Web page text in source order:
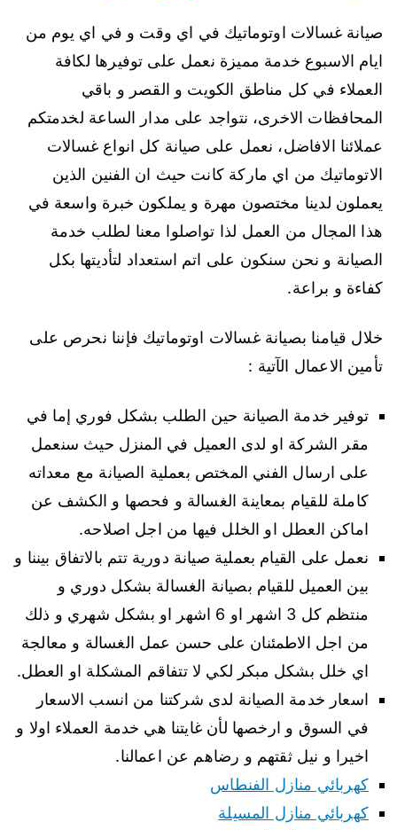
صيانة غسالات اوتوماتيك في اي وقت و في اي يوم من
ايام الاسبوع خدمة مميزة نعمل على توفيرها لكافة
العملاء في كل مناطق الكويت و القصر و باقي
المحافظات الاخرى، نتواجد على مدار الساعة لخدمتكم
عملائنا الافاضل، نعمل على صيانة كل انواع غسالات
الاتوماتيك من اي ماركة كانت حيث ان الفنين الذين
يعملون لدينا مختصون مهرة و يملكون خبرة واسعة في
هذا المجال من العمل لذا تواصلوا معنا لطلب خدمة
الصيانة و نحن سنكون على اتم استعداد لتأديتها بكل
كفاءة و براعة.
خلال قيامنا بصيانة غسالات اوتوماتيك فإننا نحرص على
تأمين الاعمال الآتية :
توفير خدمة الصيانة حين الطلب بشكل فوري إما في
مقر الشركة او لدى العميل في المنزل حيث سنعمل
على ارسال الفني المختص بعملية الصيانة مع معداته
كاملة للقيام بمعاينة الغسالة و فحصها و الكشف عن
اماكن العطل او الخلل فيها من اجل اصلاحه.
نعمل على القيام بعملية صيانة دورية تتم بالاتفاق بيننا و
بين العميل للقيام بصيانة الغسالة بشكل دوري و
منتظم كل 3 اشهر او 6 اشهر او بشكل شهري و ذلك
من اجل الاطمئنان على حسن عمل الغسالة و معالجة
اي خلل بشكل مبكر لكي لا تتفاقم المشكلة او العطل.
اسعار خدمة الصيانة لدى شركتنا من انسب الاسعار
في السوق و ارخصها لأن غايتنا هي خدمة العملاء اولا و
اخيرا و نيل ثقتهم و رضاهم عن اعمالنا.
كهربائي منازل الفنطاس
كهربائي منازل المسيلة